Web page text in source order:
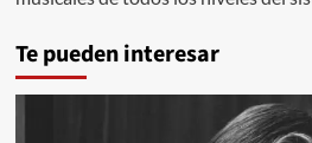
Te pueden interesar